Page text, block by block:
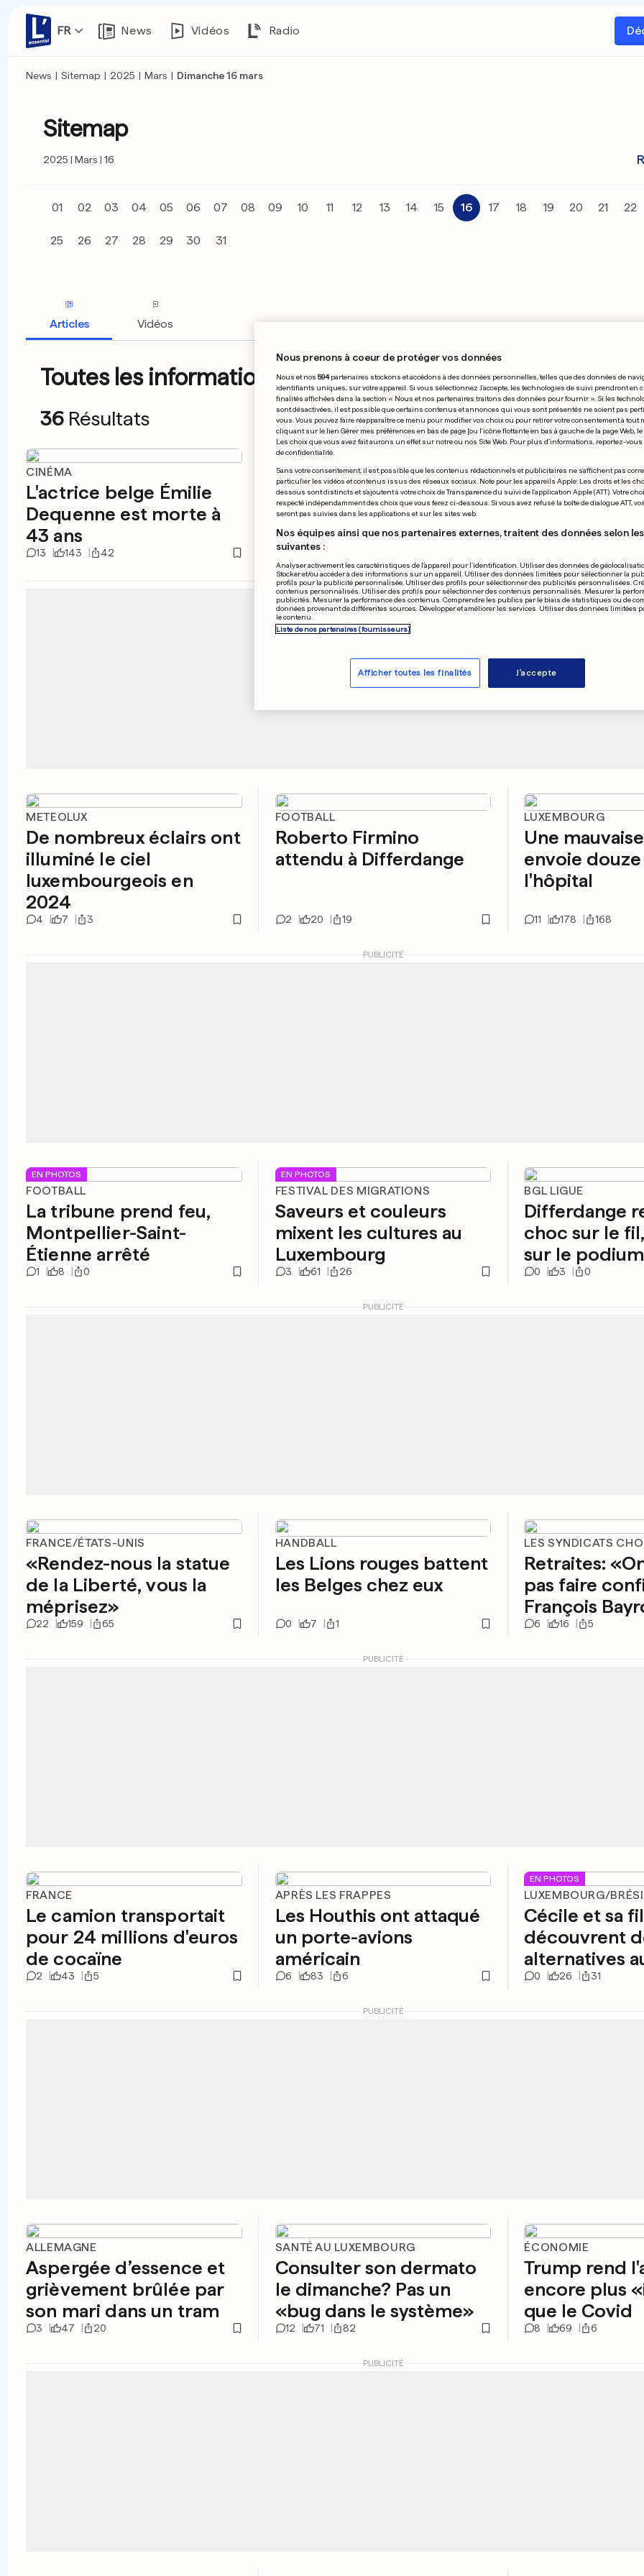
FR News Vidéos Radio
News | Sitemap | 2025 | Mars | Dimanche 16 mars
Sitemap
2025 Mars 16
01 02 03 04 05 06 07 08 09 10 11 12 13 14 15 16 17 18 19 20 21 22
25 26 27 28 29 30 31
Articles Vidéos
Toutes les informations du 16.03.2025
36 Résultats
CINÉMA
L'actrice belge Émilie
Dequenne est morte à
43 ans
13 143 42
FRANCE
Une rave-party laisse un
jeune de 20 ans entre la
vie et la mort
2 15
TENNIS
À 17 ans,
No 1
Indian Wells
PUBLICITÉ
METEOLUX
De nombreux éclairs ont
illuminé le ciel
luxembourgeois en
2024
4 7 3
FOOTBALL
Roberto Firmino
attendu à Differdange
2 20 19
LUXEMBOURG
Une
envoie
l'hôpital
11 178 168
PUBLICITÉ
EN PHOTOS
FOOTBALL
La tribune prend feu,
Montpellier-Saint-
Étienne arrêté
1 8 0
EN PHOTOS
FESTIVAL DES MIGRATIONS
Saveurs et couleurs
mixent les cultures au
Luxembourg
3 61 26
BGL LIGUE
Differdange
choc sur le
sur le podium
0 3 0
PUBLICITÉ
FRANCE/ÉTATS-UNIS
«Rendez-nous la statue
de la Liberté, vous la
méprisez»
22 159 65
HANDBALL
Les Lions rouges battent
les Belges chez eux
0 7 1
LES SYNDICATS
Retraites:
pas faire
François
6 16 5
PUBLICITÉ
FRANCE
Le camion transportait
pour 24 millions d'euros
de cocaïne
2 43 5
APRÈS LES FRAPPES
Les Houthis ont attaqué
un porte-avions
américain
6 83 6
EN PHOTOS
LUXEMBOURG/
Cécile et sa
découvrent
alternatives
0 26 31
PUBLICITÉ
ALLEMAGNE
Aspergée d’essence et
grièvement brûlée par
son mari dans un tram
3 47 20
SANTÉ AU LUXEMBOURG
Consulter son dermato
le dimanche? Pas un
«bug dans le système»
12 71 82
ÉCONOMIE
Trump rend
encore plus
que le Covid
8 69 6
PUBLICITÉ
Nous prenons à coeur de protéger vos données
Nous et nos 594partenaires stockons et accédons à des données personnelles, telles que des données de
identifiants uniques, sur votre appareil. Si vous sélectionnez J'accepte, les technologies de suivi prendront en
finalités affichées dans la section « Nous et nos partenaires traitons des données pour fournir ». Si les
sont désactivées, il est possible que certains contenus et annonces qui vous sont présentés ne soient pas
vous. Vous pouvez faire réapparaître ce menu pour modifier vos choix ou pour retirer votre consentement à tout
cliquant sur le lien Gérer mes préférences en bas de page [ou l'icône flottante en bas à gauche de la page Web, le
Les choix que vous avez fait aurons un effet sur notre ou nos Site Web. Pour plus d’informations, reportez-
de confidentialité.
Sans votre consentement, il est possible que les contenus rédactionnels et publicitaires ne s'affichent pas
particulier les vidéos et contenus issus des réseaux sociaux. Note pour les appareils Apple: Les droits et les
dessous sont distincts et s'ajoutent à votre choix de Transparence du suivi de l'application Apple (ATT). Votre
respecté indépendamment des choix que vous ferez ci-dessous. Si vous avez refusé la boîte de dialogue ATT,
seront pas suivies dans les applications et sur les sites web.
Nos équipes ainsi que nos partenaires externes, traitent des données selon
suivantes :
Analyser activement les caractéristiques de l’appareil pour l’identification. Utiliser des données de
Stocker et/ou accéder à des informations sur un appareil. Utiliser des données limitées pour sélectionner la
profils pour la publicité personnalisée. Utiliser des profils pour sélectionner des publicités personnalisées.
contenus personnalisés. Utiliser des profils pour sélectionner des contenus personnalisés. Mesurer la
publicités. Mesurer la performance des contenus. Comprendre les publics par le biais de statistiques ou de
données provenant de différentes sources. Développer et améliorer les services. Utiliser des données limitées
le contenu.
Liste de nos partenaires (fournisseurs)
Afficher toutes les finalités J'accepte